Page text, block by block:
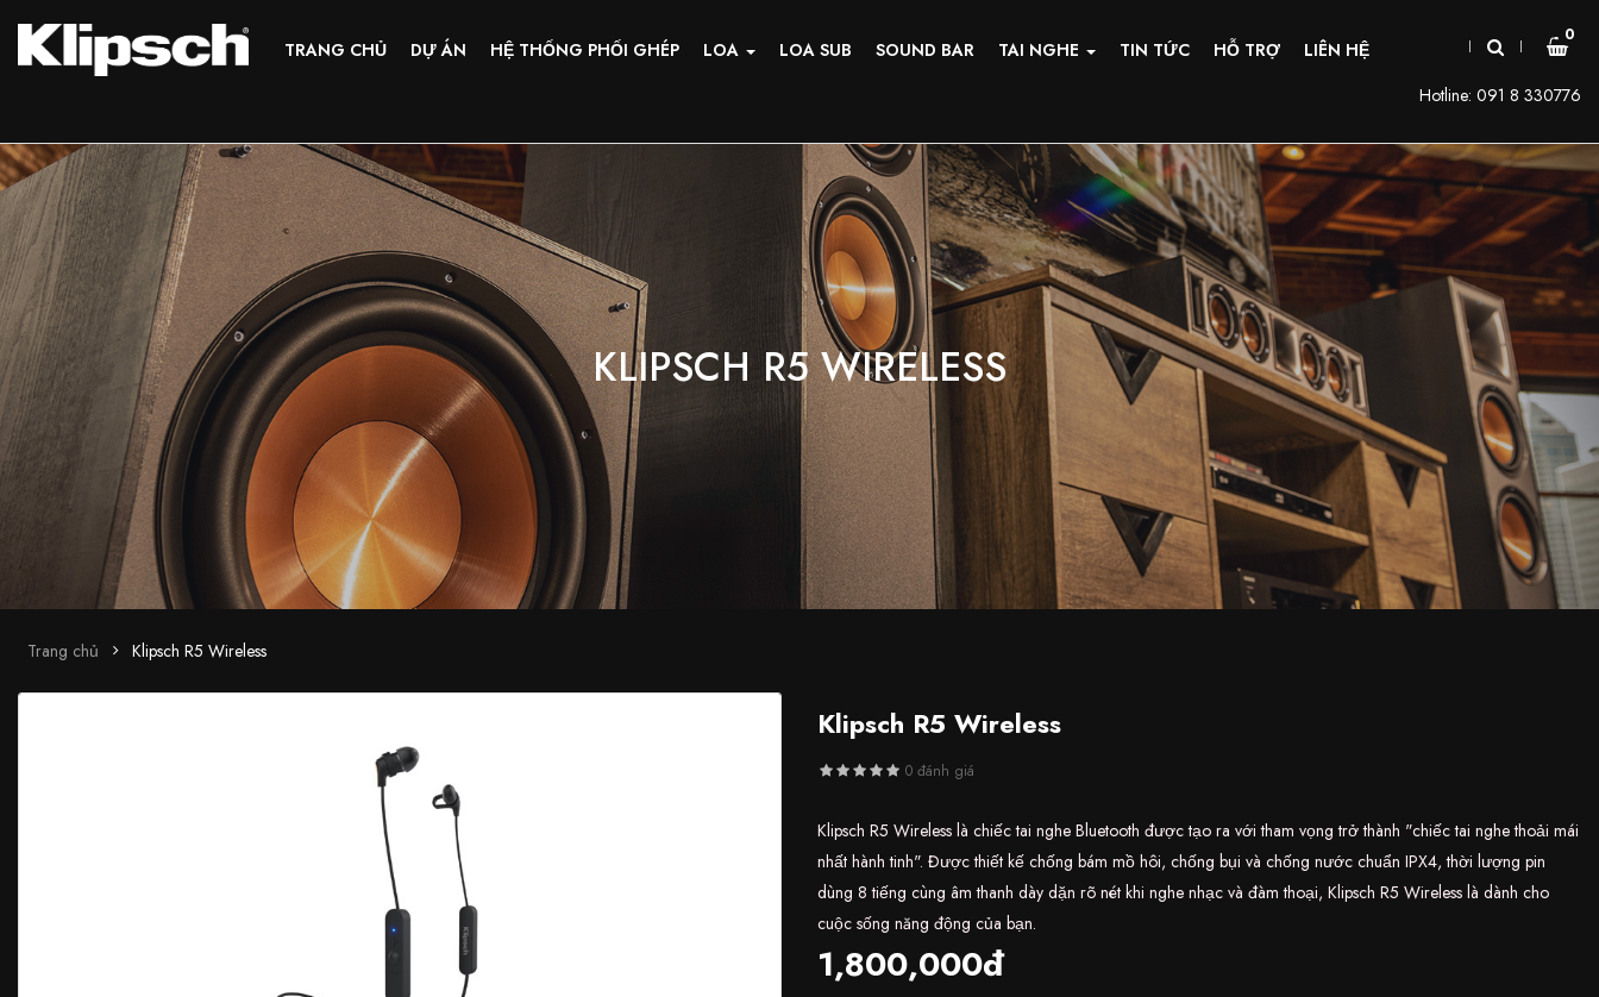
TRANG CHỦ DỰ ÁN HỆ THỐNG PHỐI GHÉP LOA LOA SUB SOUND BAR TAI NGHE TIN TỨC HỖ TRỢ LIÊN HỆ
0
Hotline: 091 8 330776
KLIPSCH R5 WIRELESS
Trang chủ Klipsch R5 Wireless
Klipsch R5 Wireless
0 đánh giá
Klipsch R5 Wireless là chiếc tai nghe Bluetooth được tạo ra với tham vọng trở thành "chiếc tai nghe thoải mái
nhất hành tinh". Được thiết kế chống bám mồ hôi, chống bụi và chống nước chuẩn IPX4, thời lượng pin
dùng 8 tiếng cùng âm thanh dày dặn rõ nét khi nghe nhạc và đàm thoại, Klipsch R5 Wireless là dành cho
cuộc sống năng động của bạn.
1,800,000đ